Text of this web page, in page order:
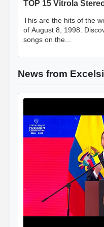
TOP 15 Vitrola
This are the hits of the
of August 8, 1998.
songs on the...
News from